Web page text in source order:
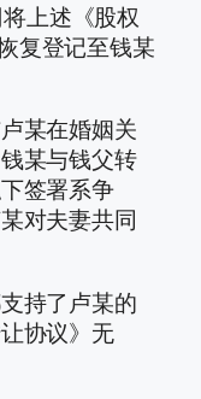
上述《股权
复登记至钱某
某在婚姻关
某与钱父转
签署系争
对夫妻共同
持了卢某的
协议》无